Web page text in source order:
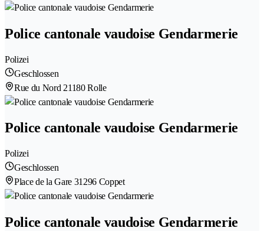
Police cantonale vaudoise Gendarmerie
Polizei
Geschlossen
Rue du Nord 21180 Rolle
Police cantonale vaudoise Gendarmerie
Polizei
Geschlossen
Place de la Gare 31296 Coppet
Police cantonale vaudoise Gendarmerie